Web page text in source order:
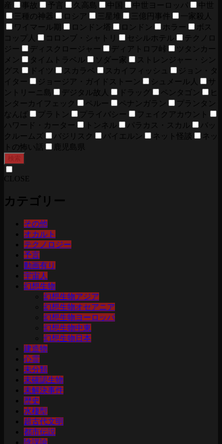
産 事故 予言 久高島 中国 中世ヨーロッパ
中世
三種の神器
ロシア 三星堆 三億円事件
一家殺人
ワイマール期
ロンドン塔 ロンドン ホラー
ボス
コップ人
コロンブ・シャトリ セシルホテル
テクノロ
ジー
ディスクロージャー ディアトロフ峠
ツタンカー
メン
タイムトラベル ソダー家
ストレンジャー・シン
グス
ドイツ スカラベ スカイフィッシュ
ジョン・タ
イター
ジョージア・ガイドストーン シュメール人
サ
ントリーニ島
デジタル故人 ドラッグ ペンタゴン
ヒ
ンターカイフェック
ペルー ペナンガラン
プランタン
なんば
プラトン プライバシー
フェイクアカウント
ハワード・カーター
トンネル パラカス・スカル
バッ
クルームズ
バジリスク バイエルン ネット怪談
ネッ
トの怖い話
鹿児島県
検索
CLOSE
カテゴリー
その他
オカルト
テクノロジー
予言
動画有り
宇宙人
幻想生物
幻想生物アジア
幻想生物オセアニア
幻想生物ヨーロッパ
幻想生物中東
幻想生物日本
建造物
心霊
未分類
未確認生物
未解決事件
歴史
水棲型
超古代文明
都市伝説